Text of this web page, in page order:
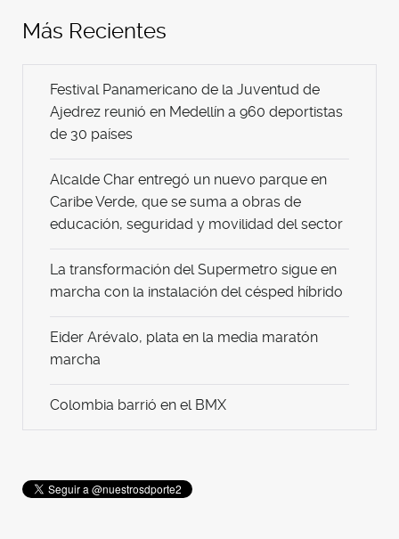
Más Recientes
Festival Panamericano de la Juventud de
Ajedrez reunió en Medellín a 960 deportistas
de 30 países
Alcalde Char entregó un nuevo parque en
Caribe Verde, que se suma a obras de
educación, seguridad y movilidad del sector
La transformación del Supermetro sigue en
marcha con la instalación del césped híbrido
Eider Arévalo, plata en la media maratón
marcha
Colombia barrió en el BMX